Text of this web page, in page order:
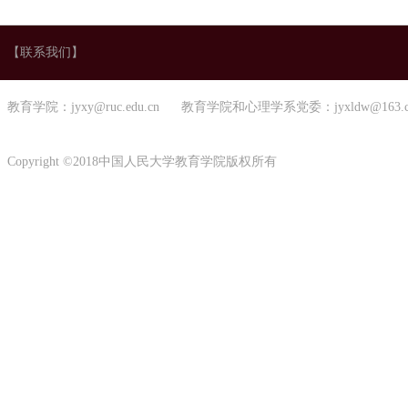
【联系我们】
教育学院：jyxy@ruc.edu.cn 教育学院和心理学系党委：
Copyright ©2018中国人民大学教育学院版权所有